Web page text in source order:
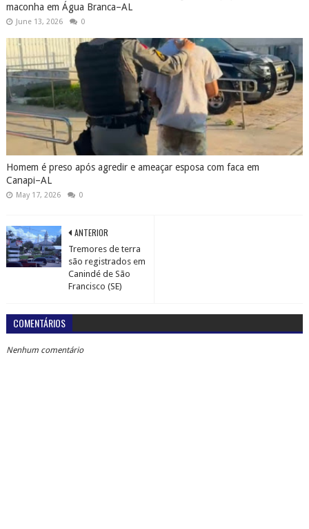
maconha em Água Branca–AL
June 13, 2026 0
Homem é preso após agredir e ameaçar esposa com faca em
Canapi–AL
May 17, 2026 0
ANTERIOR
Tremores de terra
são registrados em
Canindé de São
Francisco (SE)
COMENTÁRIOS
Nenhum comentário